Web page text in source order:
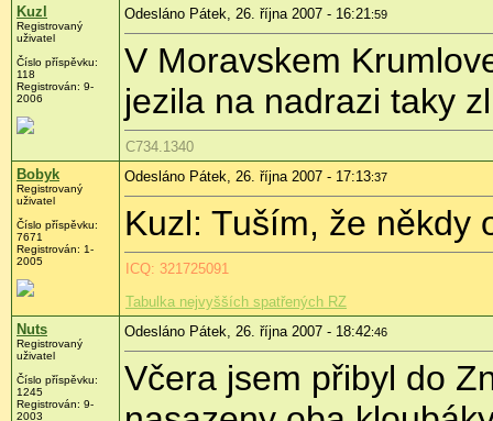
Kuzl
Registrovaný
uživatel
Číslo příspěvku:
118
Registrován: 9-
2006
Odesláno Pátek, 26. října 2007 - 16:21:59
V Moravskem
jezila na nadrazi taky
C734.1340
Bobyk
Registrovaný
uživatel
Číslo příspěvku:
7671
Registrován: 1-
2005
Odesláno Pátek, 26. října 2007 - 17:13:37
Kuzl: Tuším, že někdy
ICQ: 321725091
Tabulka nejvyšších spatřených RZ
Nuts
Registrovaný
uživatel
Číslo příspěvku:
1245
Registrován: 9-
2003
Odesláno Pátek, 26. října 2007 - 18:42:46
Včera jsem přibyl do